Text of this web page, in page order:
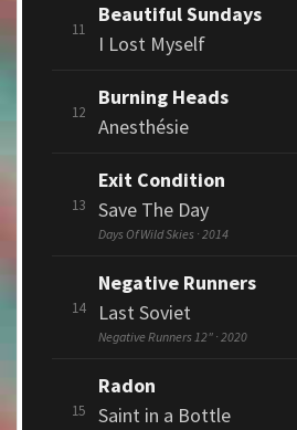
11
Beautiful Sundays
I Lost Myself
12
Burning Heads
Anesthésie
13
Exit Condition
Save The Day
Days Of Wild Skies · 2014
14
Negative Runners
Last Soviet
Negative Runners 12" · 2020
15
Radon
Saint in a Bottle